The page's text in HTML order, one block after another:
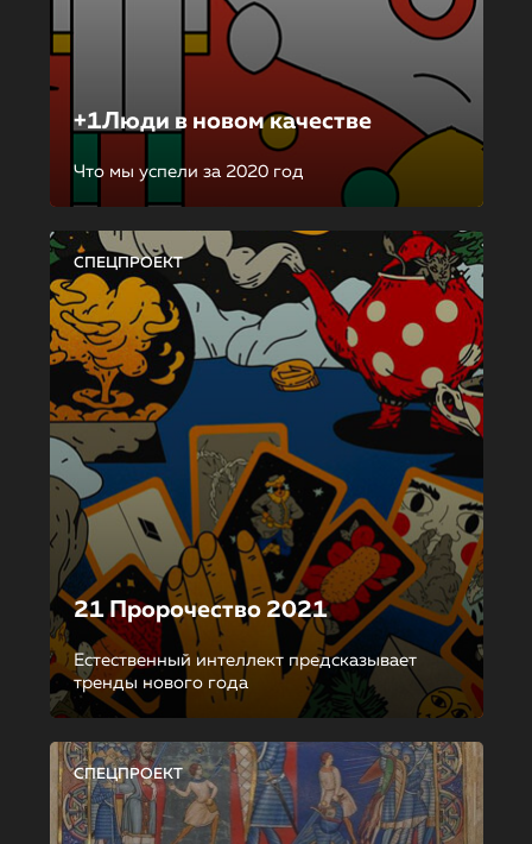
+1Люди в новом качестве
Что мы успели за 2020 год
СПЕЦПРОЕКТ
21 Пророчество 2021
Естественный интеллект предсказывает
тренды нового года
СПЕЦПРОЕКТ